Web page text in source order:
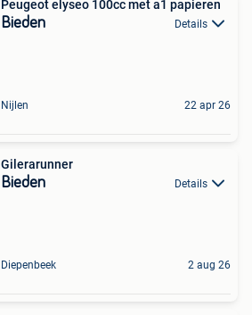
Peugeot elyseo 100cc met a1 papieren
Bieden Details
Nijlen 22 apr 26
Gilerarunner
Bieden Details
Diepenbeek 2 aug 26